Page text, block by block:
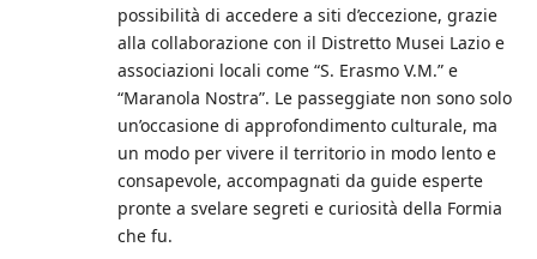
possibilità di accedere a siti d’eccezione, grazie
alla collaborazione con il Distretto Musei Lazio e
associazioni locali come “S. Erasmo V.M.” e
“Maranola Nostra”. Le passeggiate non sono solo
un’occasione di approfondimento culturale, ma
un modo per vivere il territorio in modo lento e
consapevole, accompagnati da guide esperte
pronte a svelare segreti e curiosità della Formia
che fu.